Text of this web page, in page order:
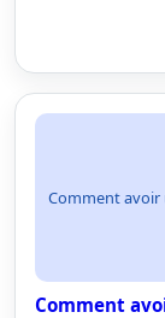
Comment avoir
Comment